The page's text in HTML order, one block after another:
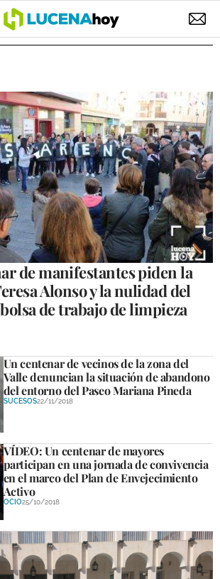
de manifestantes piden la
Alonso y la nulidad del
de trabajo de limpieza
Un centenar de vecinos de la zona del
Valle denuncian la situación de abandono
del entorno del Paseo Mariana Pineda
SUCESOS22/11/2018
VÍDEO: Un centenar de mayores
participan en una jornada de convivencia
en el marco del Plan de Envejecimiento
Activo
OCIO25/10/2018